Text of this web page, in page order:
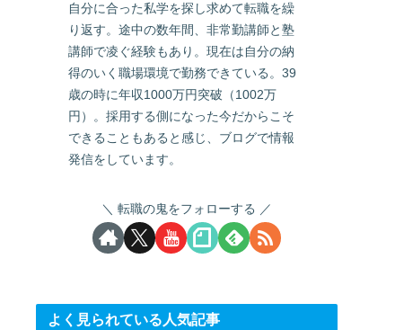
自分に合った私学を探し求めて転職を繰
り返す。途中の数年間、非常勤講師と塾
講師で凌ぐ経験もあり。現在は自分の納
得のいく職場環境で勤務できている。39
歳の時に年収1000万円突破（1002万
円）。採用する側になった今だからこそ
できることもあると感じ、ブログで情報
発信をしています。
転職の鬼をフォローする
よく見られている人気記事